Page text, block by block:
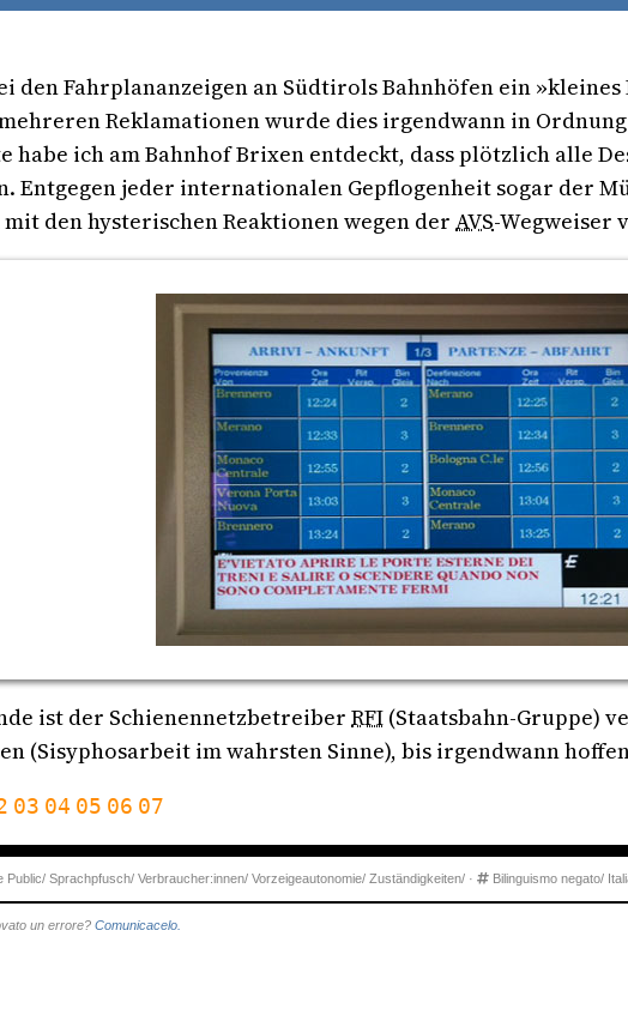
den Fahrplananzeigen an Südtirols Bahnhöfen ein
Reklamationen wurde dies irgendwann in
habe ich am Bahnhof Brixen entdeckt, dass plötzlich alle
Entgegen jeder internationalen Gepflogenheit sogar der
den hysterischen Reaktionen wegen der AVS-Wegweiser
ist der Schienennetzbetreiber RFI (Staatsbahn-Gruppe)
(Sisyphosarbeit im wahrsten Sinne), bis irgendwann
03 04 05 06 07
Public/ Sprachpfusch/ Verbraucher:innen/ Vorzeigeautonomie/ Zuständigkeiten/ · Bilinguismo negato/
un errore? Comunicacelo.